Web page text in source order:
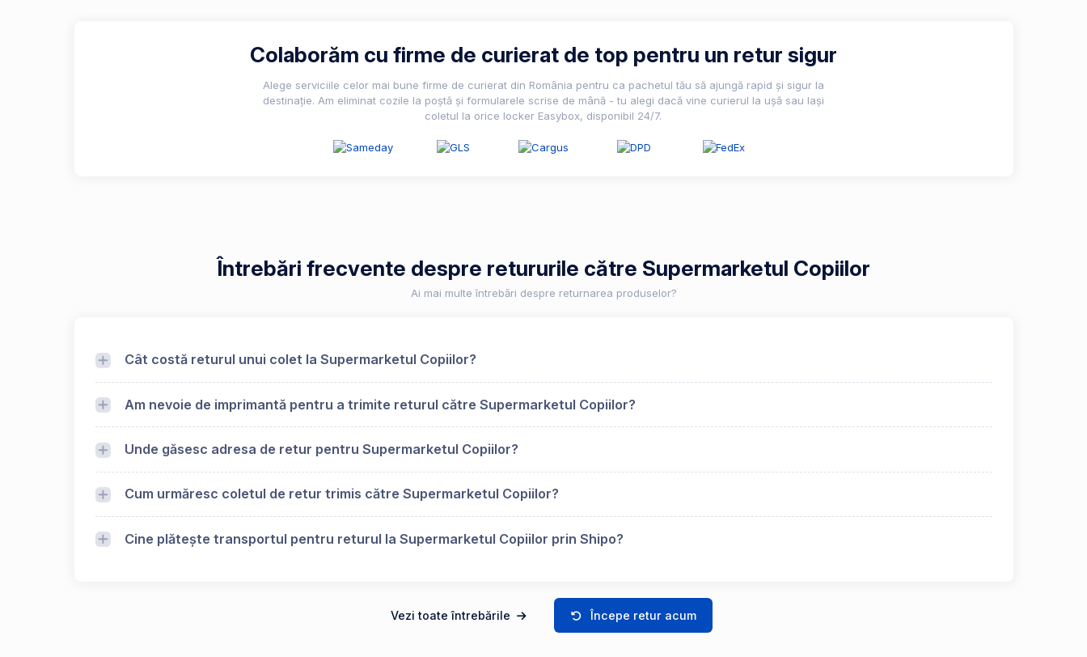
Colaborăm cu firme de curierat de top pentru un retur sigur
Alege serviciile celor mai bune firme de curierat din România pentru ca pachetul tău să ajungă rapid și sigur la
destinație. Am eliminat cozile la poștă și formularele scrise de mână - tu alegi dacă vine curierul la ușă sau lași
coletul la orice locker Easybox, disponibil 24/7.
Întrebări frecvente despre retururile către Supermarketul Copiilor
Ai mai multe întrebări despre returnarea produselor?
Cât costă returul unui colet la Supermarketul Copiilor?
Am nevoie de imprimantă pentru a trimite returul către Supermarketul Copiilor?
Unde găsesc adresa de retur pentru Supermarketul Copiilor?
Cum urmăresc coletul de retur trimis către Supermarketul Copiilor?
Cine plătește transportul pentru returul la Supermarketul Copiilor prin Shipo?
Vezi toate întrebările Începe retur acum